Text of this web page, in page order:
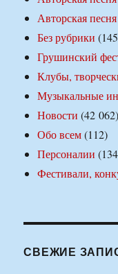
Авторская
Без рубрики
Грушинский
Клубы,
Музыкальные
Новости (42 062)
Обо всем(112)
Персоналии
Фестивали,
СВЕЖИЕ